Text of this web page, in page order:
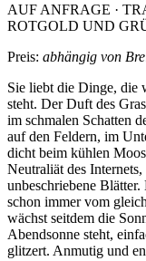
AUF ANFRAGE ·
ROTGOLD UND
Preis: abhängig von
Sie liebt die Dinge, die
steht. Der Duft des
im schmalen Schatten
auf den Feldern, im
dicht beim kühlen
Neutraliät des
unbeschriebene
schon immer vom
wächst seitdem die
Abendsonne steht,
glitzert. Anmutig und